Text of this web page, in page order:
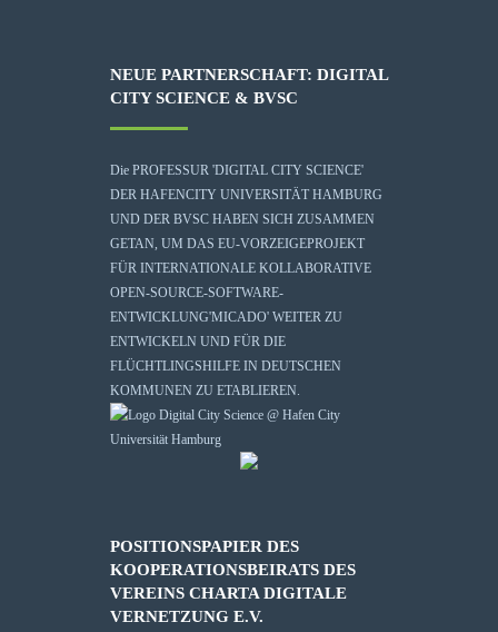
NEUE PARTNERSCHAFT: DIGITAL
CITY SCIENCE & BVSC
Die PROFESSUR 'DIGITAL CITY SCIENCE'
DER HAFENCITY UNIVERSITÄT HAMBURG
UND DER BVSC HABEN SICH ZUSAMMEN
GETAN, UM DAS EU-VORZEIGEPROJEKT
FÜR INTERNATIONALE KOLLABORATIVE
OPEN-SOURCE-SOFTWARE-
ENTWICKLUNG'MICADO' WEITER ZU
ENTWICKELN UND FÜR DIE
FLÜCHTLINGSHILFE IN DEUTSCHEN
KOMMUNEN ZU ETABLIEREN.
POSITIONSPAPIER DES
KOOPERATIONSBEIRATS DES
VEREINS CHARTA DIGITALE
VERNETZUNG E.V.